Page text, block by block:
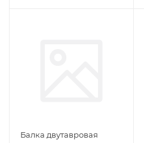
Балка двутавровая